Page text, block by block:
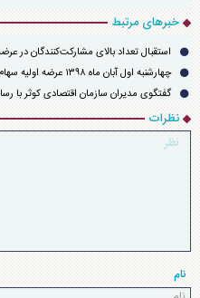
خبرهای مرتبط
استقبال تعداد بالای مشارکت‌کنندگان در
چهارشنبه اول آبان ماه ۱۳۹۸ عرضه اولیه سهام شرکت سرمایه گذاری آوا نوین با نماد "وآوا ۱"
گفتگوی مدیران سازمان اقتصادی کوثر با
عرضه اولیه ۲۵ درصد از سهام
شرکت عرضه شده سازمان اقتصادی کوثر در بازار
نظرات
نام